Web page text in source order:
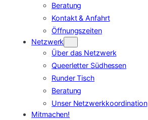
Beratung
Kontakt & Anfahrt
Öffnungszeiten
Netzwerk
Über das Netzwerk
Queerletter Südhessen
Runder Tisch
Beratung
Unser Netzwerkkoordination
Mitmachen!